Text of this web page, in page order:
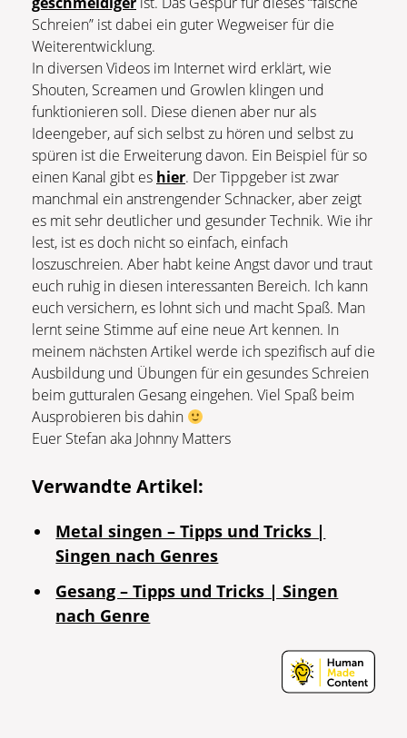
Schreien” ist dabei ein guter Wegweiser für die
Weiterentwicklung.
In diversen Videos im Internet wird erklärt, wie
Shouten, Screamen und Growlen klingen und
funktionieren soll. Diese dienen aber nur als
Ideengeber, auf sich selbst zu hören und selbst zu
spüren ist die Erweiterung davon. Ein Beispiel für so
einen Kanal gibt es hier. Der Tippgeber ist zwar
manchmal ein anstrengender Schnacker, aber zeigt
es mit sehr deutlicher und gesunder Technik. Wie ihr
lest, ist es doch nicht so einfach, einfach
loszuschreien. Aber habt keine Angst davor und traut
euch ruhig in diesen interessanten Bereich. Ich kann
euch versichern, es lohnt sich und macht Spaß. Man
lernt seine Stimme auf eine neue Art kennen. In
meinem nächsten Artikel werde ich spezifisch auf die
Ausbildung und Übungen für ein gesundes Schreien
beim gutturalen Gesang eingehen. Viel Spaß beim
Ausprobieren bis dahin
Euer Stefan aka Johnny Matters
Verwandte Artikel:
Metal singen – Tipps und Tricks |
Singen nach Genres
Gesang – Tipps und Tricks | Singen
nach Genre